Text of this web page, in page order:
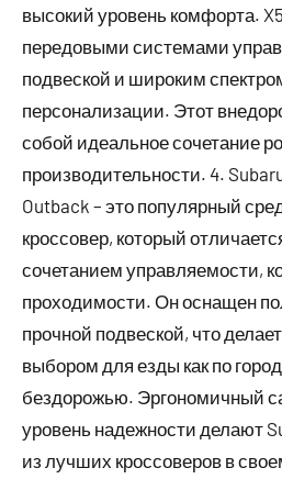
высокий уровень комфорта.
передовыми системами
подвеской и широким
персонализации. Этот
собой идеальное сочетание
производительности. 4.
Outback – это популярный
кроссовер, который
сочетанием управляемости,
проходимости. Он оснащен
прочной подвеской, что
выбором для езды как по
бездорожью. Эргономичный
уровень надежности делают
из лучших кроссоверов в